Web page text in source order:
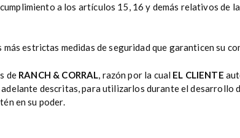
a los artículos 15, 16 y demás relativos de
estrictas medidas de seguridad que garanticen su
de RANCH & CORRAL, razón por la cual EL CLIENTE
descritas, para utilizarlos durante el desarrollo
en su poder.